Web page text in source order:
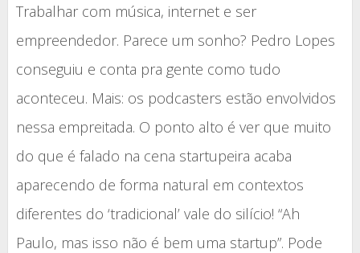
Trabalhar com música, internet e ser
empreendedor. Parece um sonho? Pedro Lopes
conseguiu e conta pra gente como tudo
aconteceu. Mais: os podcasters estão envolvidos
nessa empreitada. O ponto alto é ver que muito
do que é falado na cena startupeira acaba
aparecendo de forma natural em contextos
diferentes do ‘tradicional’ vale do silício! “Ah
Paulo, mas isso não é bem uma startup”. Pode